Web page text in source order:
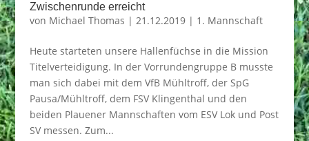
Zwischenrunde erreicht
von Michael Thomas | 21.12.2019| 1. Mannschaft
Heute starteten unsere Hallenfüchse in die Mission
Titelverteidigung. In der Vorrundengruppe B musste
man sich dabei mit dem VfB Mühltroff, der SpG
Pausa/Mühltroff, dem FSV Klingenthal und den
beiden Plauener Mannschaften vom ESV Lok und Post
SV messen. Zum...